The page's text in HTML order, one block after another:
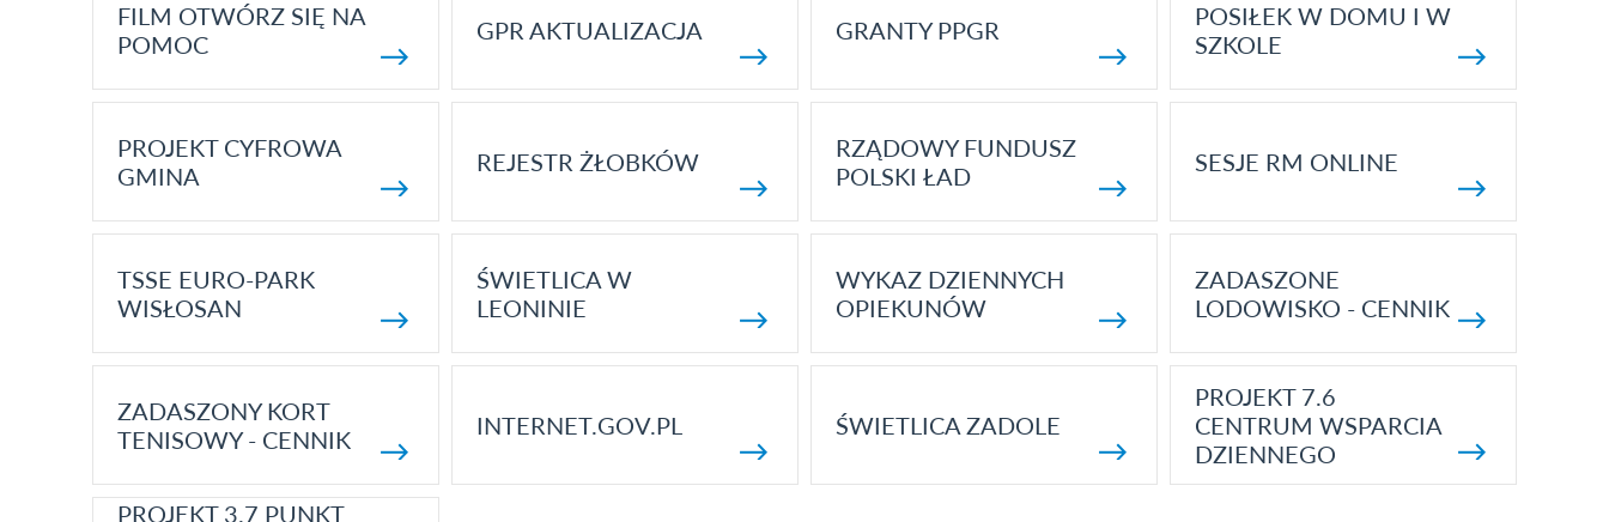
FILM OTWÓRZ SIĘ NA
POMOC
GPR AKTUALIZACJA GRANTY PPGR
POSIŁEK W DOMU I W
SZKOLE
PROJEKT CYFROWA
GMINA
REJESTR ŻŁOBKÓW
RZĄDOWY FUNDUSZ
POLSKI ŁAD
SESJE RM ONLINE
TSSE EURO-PARK
WISŁOSAN
ŚWIETLICA W
LEONINIE
WYKAZ DZIENNYCH
OPIEKUNÓW
ZADASZONE
LODOWISKO - CENNIK
ZADASZONY KORT
TENISOWY - CENNIK
INTERNET.GOV.PL ŚWIETLICA ZADOLE
PROJEKT 7.6
CENTRUM WSPARCIA
DZIENNEGO
PROJEKT 3.7 PUNKT